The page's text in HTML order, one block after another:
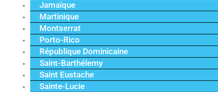
Jamaïque
Martinique
Montserrat
Porto-Rico
République Dominicaine
Saint-Barthélemy
Saint Eustache
Sainte-Lucie